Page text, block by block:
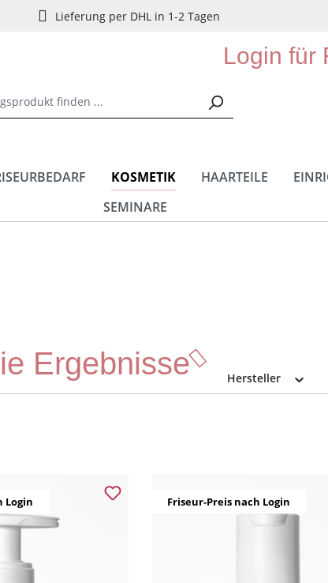
Lieferung per DHL in 1-2 Tagen
Login für
KOSMETIK HAARTEILE
SEMINARE
Ergebnisse Hersteller
Login Friseur-Preis nach Login